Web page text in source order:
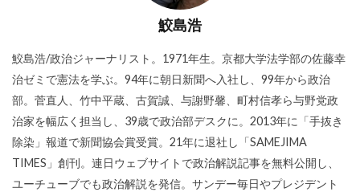
鮫島浩
鮫島浩/政治ジャーナリスト。1971年生。京都大学法学部の佐藤幸
治ゼミで憲法を学ぶ。94年に朝日新聞へ入社し、99年から政治
部。菅直人、竹中平蔵、古賀誠、与謝野馨、町村信孝ら与野党政
治家を幅広く担当し、39歳で政治部デスクに。2013年に「手抜き
除染」報道で新聞協会賞受賞。21年に退社し「SAMEJIMA
TIMES」創刊。連日ウェブサイトで政治解説記事を無料公開し、
ユーチューブでも政治解説を発信。サンデー毎日やプレジデント